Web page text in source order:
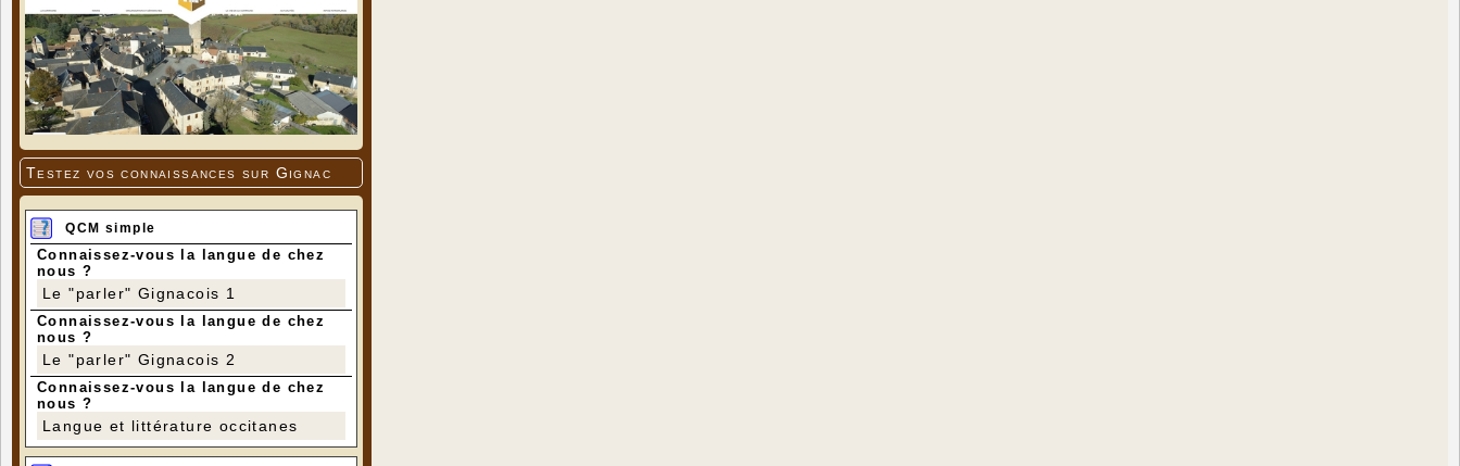
Testez vos connaissances sur Gignac
QCM simple
Connaissez-vous la langue de chez
nous ?
Le "parler" Gignacois 1
Connaissez-vous la langue de chez
nous ?
Le "parler" Gignacois 2
Connaissez-vous la langue de chez
nous ?
Langue et littérature occitanes